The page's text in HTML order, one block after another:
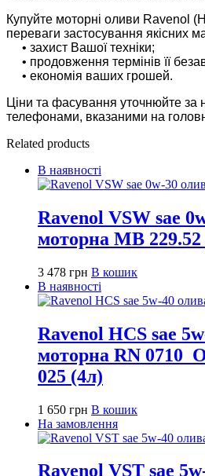
Купуйте моторні оливи Ravenol
переваги застосування якісних
• захист Вашої техніки;
• продовження термінів її
• економія ваших грошей.
Ціни та фасування уточнюйте за
телефонами, вказаними на
Related products
В наявності
Ravenol VSW sae
моторна MB 229.52
3 478 грн В кошик
В наявності
Ravenol HCS sae
моторна RN
025 (4л)
1 650 грн В кошик
На замовлення
Ravenol VST sae